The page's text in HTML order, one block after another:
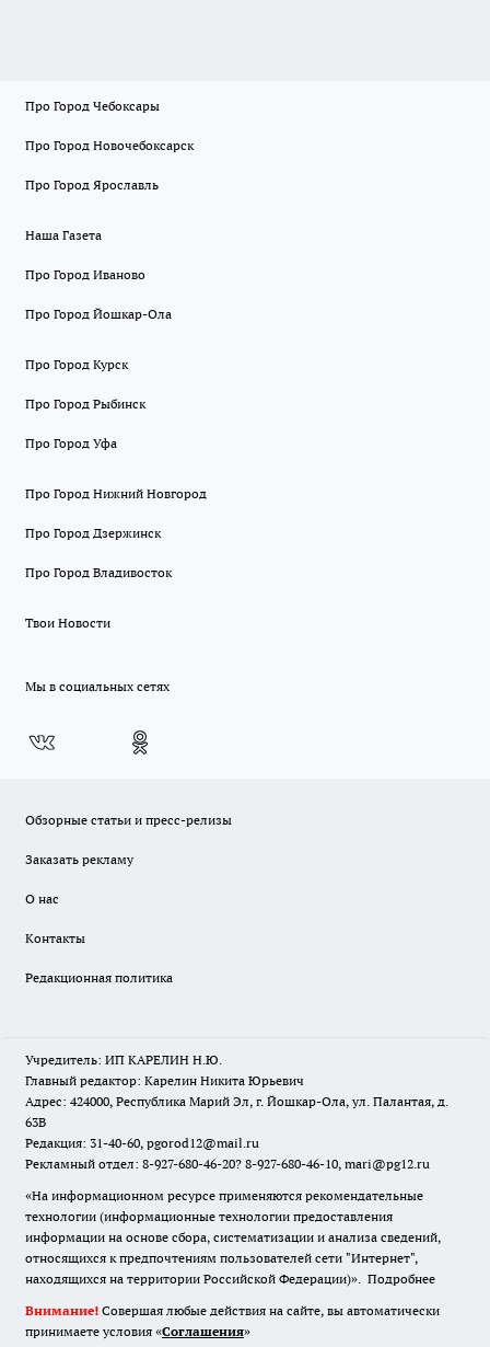
Про Город Чебоксары
Про Город Новочебоксарск
Про Город Ярославль
Наша Газета
Про Город Иваново
Про Город Йошкар-Ола
Про Город Курск
Про Город Рыбинск
Про Город Уфа
Про Город Нижний Новгород
Про Город Дзержинск
Про Город Владивосток
Твои Новости
Мы в социальных сетях
Обзорные статьи и пресс-релизы
Заказать рекламу
О нас
Контакты
Редакционная политика
Учредитель: ИП КАРЕЛИН Н.Ю.
Главный редактор: Карелин Никита Юрьевич
Адрес: 424000, Республика Марий Эл, г. Йошкар-Ола, ул. Палантая, д.
63В
Редакция: 31-40-60, pgorod12@mail.ru
Рекламный отдел: 8-927-680-46-20? 8-927-680-46-10, mari@pg12.ru
«На информационном ресурсе применяются рекомендательные
технологии (информационные технологии предоставления
информации на основе сбора, систематизации и анализа сведений,
относящихся к предпочтениям пользователей сети "Интернет",
находящихся на территории Российской Федерации)». Подробнее
Внимание! Совершая любые действия на сайте, вы автоматически
принимаете условия «Cоглашения»